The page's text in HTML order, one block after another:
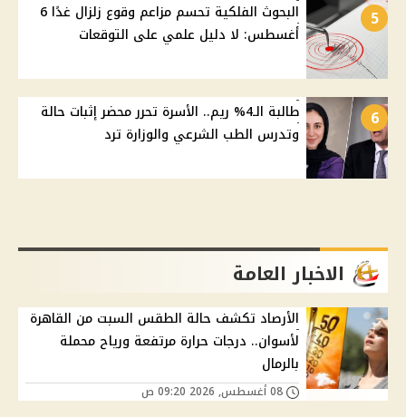
5
البحوث الفلكية تحسم مزاعم وقوع زلزال غدًا 6
أغسطس: لا دليل علمي على التوقعات
6
طالبة الـ4% ريم.. الأسرة تحرر محضر إثبات حالة
وتدرس الطب الشرعي والوزارة ترد
الاخبار العامة
الأرصاد تكشف حالة الطقس السبت من القاهرة
لأسوان.. درجات حرارة مرتفعة ورياح محملة
بالرمال